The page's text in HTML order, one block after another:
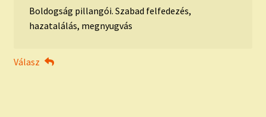
Boldogság pillangói. Szabad felfedezés,
hazatalálás, megnyugvás
Válasz